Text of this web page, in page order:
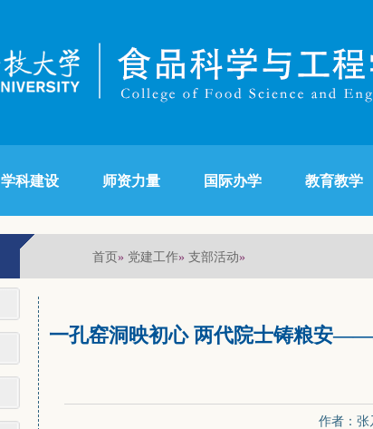
学科建设 师资力量 国际办学 教育教学
首页» 党建工作» 支部活动»
一孔窑洞映初心 两代院士铸粮安
作者：